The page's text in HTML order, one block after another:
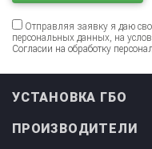
Отправляя заявку я даю
персональных данных, на
Согласии на обработку
УСТАНОВКА ГБО
ИНФОРМАЦИЯ